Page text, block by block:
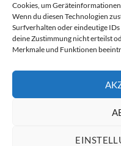
Cookies, um
Wenn du diesen Technologien
Surfverhalten oder eindeutige
deine Zustimmung nicht erteilst
Merkmale und Funktionen